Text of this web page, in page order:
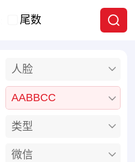
尾数
人脸
AABBCC
类型
微信